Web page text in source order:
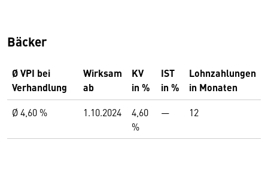
Bäcker
Ø VPI bei
Verhandlung
Wirksam
ab
KV
in %
IST
in %
Lohnzahlungen
in Monaten
Ø 4,60 % 1.10.2024
4,60
%
— 12